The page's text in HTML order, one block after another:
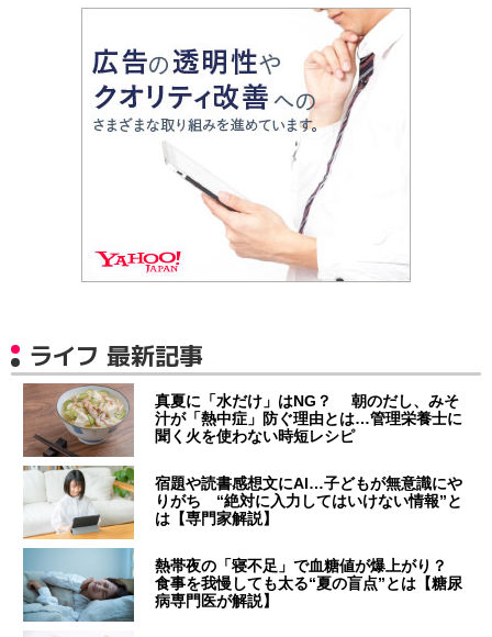
ライフ 最新記事
真夏に「水だけ」はNG？ 朝のだし、みそ
汁が「熱中症」防ぐ理由とは…管理栄養士に
聞く火を使わない時短レシピ
宿題や読書感想文にAI…子どもが無意識にや
りがち “絶対に入力してはいけない情報”と
は【専門家解説】
熱帯夜の「寝不足」で血糖値が爆上がり？
食事を我慢しても太る“夏の盲点”とは【糖尿
病専門医が解説】